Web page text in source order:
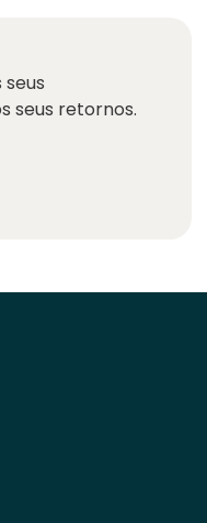
seus retornos.